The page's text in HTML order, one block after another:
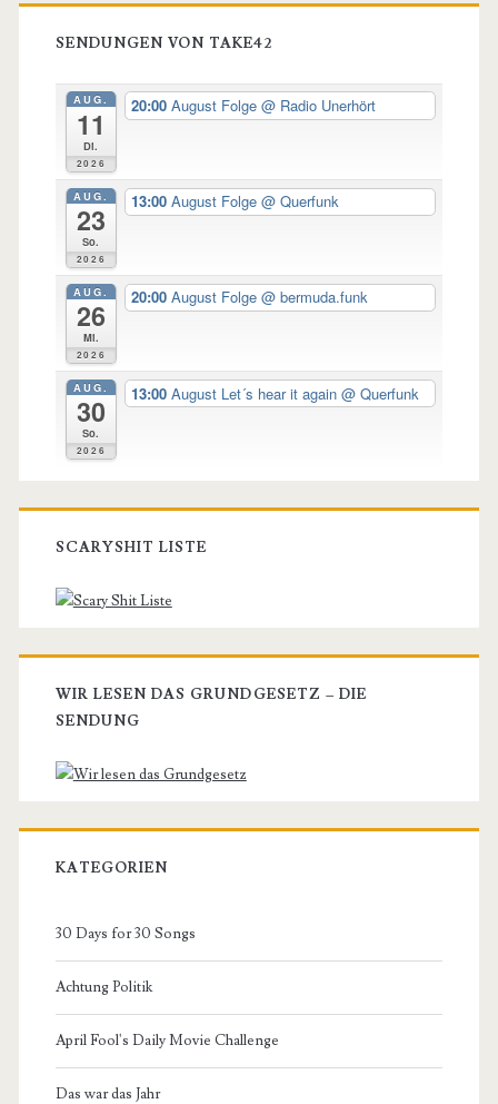
SENDUNGEN VON TAKE42
AUG.
11
Di.
2026
20:00August Folge@ Radio Unerhört
AUG.
23
So.
2026
13:00August Folge@ Querfunk
AUG.
26
Mi.
2026
20:00August Folge@ bermuda.funk
AUG.
30
So.
2026
13:00August Let´s hear it again@ Querfunk
SCARYSHIT LISTE
WIR LESEN DAS GRUNDGESETZ – DIE
SENDUNG
KATEGORIEN
30 Days for 30 Songs
Achtung Politik
April Fool's Daily Movie Challenge
Das war das Jahr